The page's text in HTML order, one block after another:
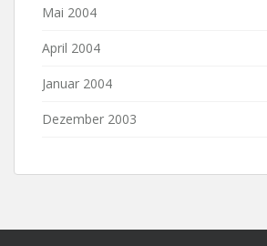
Mai 2004
April 2004
Januar 2004
Dezember 2003